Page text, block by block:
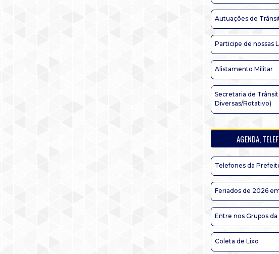
Autuações de
Participe de nossas
Alistamento Militar
Secretaria de
Diversas/Rotativo)
AGENDA,
Telefones da
Feriados de 2026
Entre nos Grupos
Coleta de Lixo